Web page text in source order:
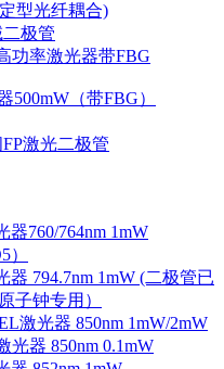
型光纤耦合)
极管
功率激光器带FBG
500mW（带FBG）
激光二极管
器760/764nm 1mW
）
器 794.7nm 1mW (二极管已
子钟专用）
激光器 850nm 1mW/2mW
光器 850nm 0.1mW